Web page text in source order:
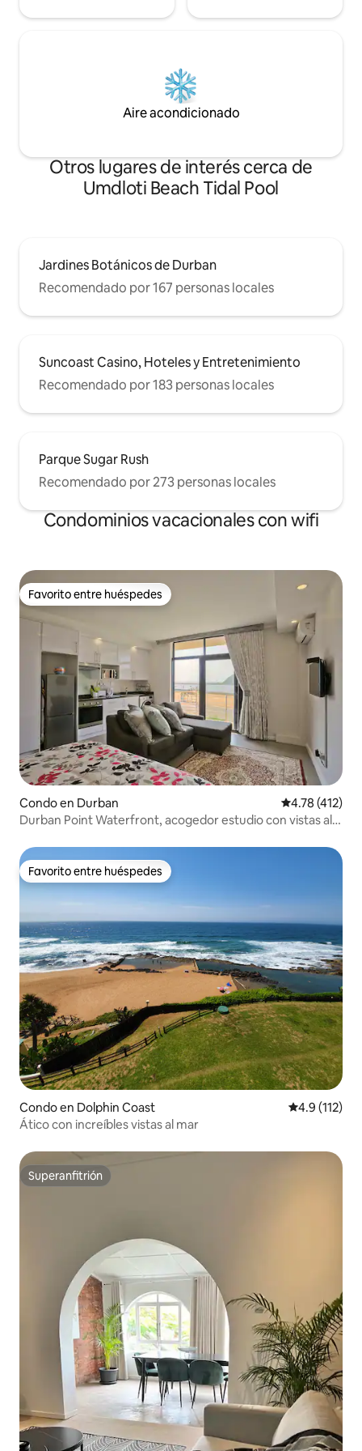
Aire acondicionado
Otros lugares de interés cerca de
Umdloti Beach Tidal Pool
Jardines Botánicos de Durban
Recomendado por 167 personas locales
Suncoast Casino, Hoteles y Entretenimiento
Recomendado por 183 personas locales
Parque Sugar Rush
Recomendado por 273 personas locales
Condominios vacacionales con wifi
Favorito entre huéspedes
Favorito entre huéspedes
Condo en Durban Calificación
4.78 (412)
Durban Point Waterfront, acogedor estudio con vistas al
Favorito entre huéspedes
Favorito entre huéspedes
Condo en Dolphin Coast Calificación
4.9 (112)
Ático con increíbles vistas al mar
Superanfitrión
Superanfitrión